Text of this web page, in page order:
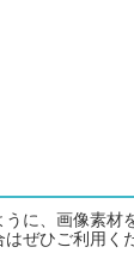
に、画像素材
ぜひご利用く